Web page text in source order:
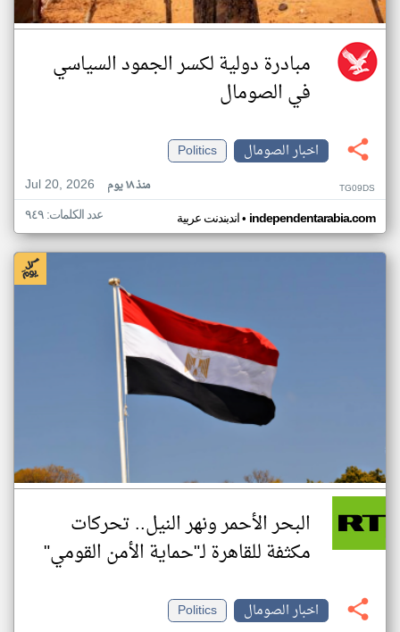
مبادرة دولية لكسر الجمود السياسي
في الصومال
اخبار الصومال
Politics
Jul 20, 2026
منذ ١٨ يوم TG09DS
اندبندنت عربية• independentarabia.com عدد الكلمات: ٩٤٩
البحر الأحمر ونهر النيل.. تحركات
مكثفة للقاهرة لـ"حماية الأمن القومي"
اخبار الصومال
Politics